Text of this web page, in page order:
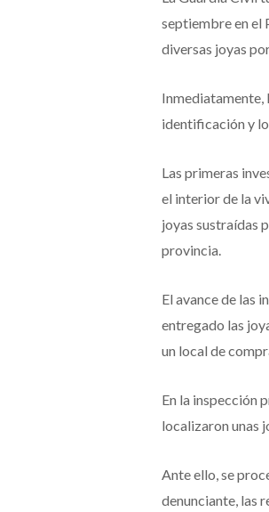
septiembre en el
diversas joyas
Inmediatamente,
identificación y
Las primeras
el interior de la
joyas sustraídas
provincia.
El avance de las
entregado las
un local de
En la inspección
localizaron unas
Ante ello, se
denunciante, las